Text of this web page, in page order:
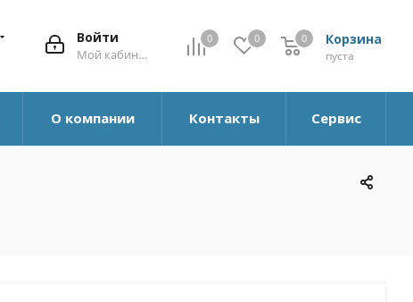
0 0 Корзина
0
пуста
0
Войти
Мой кабинет
О компании Контакты Сервис